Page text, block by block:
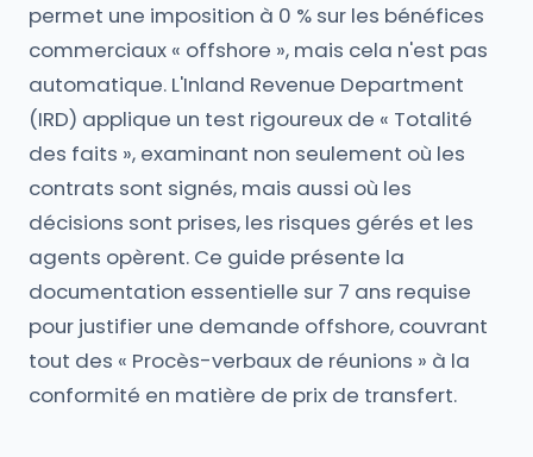
permet une imposition à 0 % sur les bénéfices
commerciaux « offshore », mais cela n'est pas
automatique. L'Inland Revenue Department
(IRD) applique un test rigoureux de « Totalité
des faits », examinant non seulement où les
contrats sont signés, mais aussi où les
décisions sont prises, les risques gérés et les
agents opèrent. Ce guide présente la
documentation essentielle sur 7 ans requise
pour justifier une demande offshore, couvrant
tout des « Procès-verbaux de réunions » à la
conformité en matière de prix de transfert.